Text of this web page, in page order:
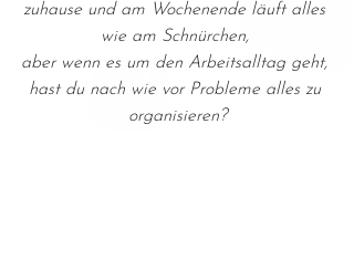
zuhause und am Wochenende läuft alles
wie am Schnürchen,
aber wenn es um den Arbeitsalltag geht,
hast du nach wie vor Probleme alles zu
organisieren?